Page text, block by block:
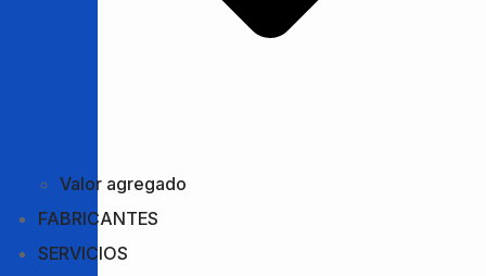
Valor agregado
FABRICANTES
SERVICIOS